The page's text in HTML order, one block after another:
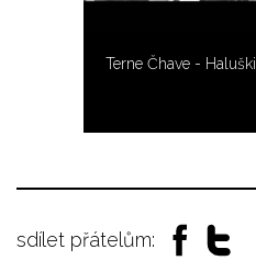
Terne Čhave - Haluški
sdílet přátelům: